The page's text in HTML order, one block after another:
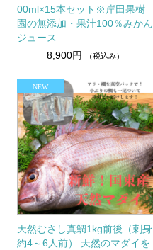
00ml×15本セット※岸田果樹
園の無添加・果汁100％みかん
ジュース
8,900円
（税込み）
天然むさし真鯛1kg前後（刺身
約4～6人前） 天然のマダイを